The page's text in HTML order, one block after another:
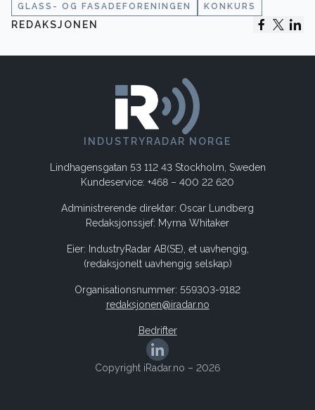
GLASS- OG FASADEFORENINGEN KONKURS
REDAKSJONEN
INDUSTRYRADAR NORGE
Lindhagensgatan 53 112 43 Stockholm, Sweden
Kundeservice: +468 – 400 22 620
Administrerende direktør: Oscar Lundberg
Redaksjonssjef: Myrna Whitaker
Eier: IndustryRadar AB(SE), et uavhengig,
(redaksjonelt uavhengig selskap)
Organisationsnummer: 559303-9182
redaksjonen@iradar.no
Bedrifter
Copyright iRadar.no – 2026